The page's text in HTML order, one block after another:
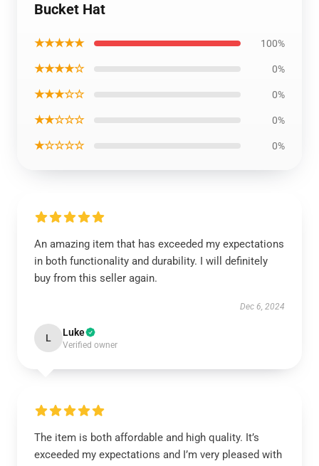
Bucket Hat
★★★★★ 100%
★★★★☆ 0%
★★★☆☆ 0%
★★☆☆☆ 0%
★☆☆☆☆ 0%
An amazing item that has exceeded my expectations
in both functionality and durability. I will definitely
buy from this seller again.
Dec 6, 2024
L Luke
Verified owner
The item is both affordable and high quality. It’s
exceeded my expectations and I’m very pleased with